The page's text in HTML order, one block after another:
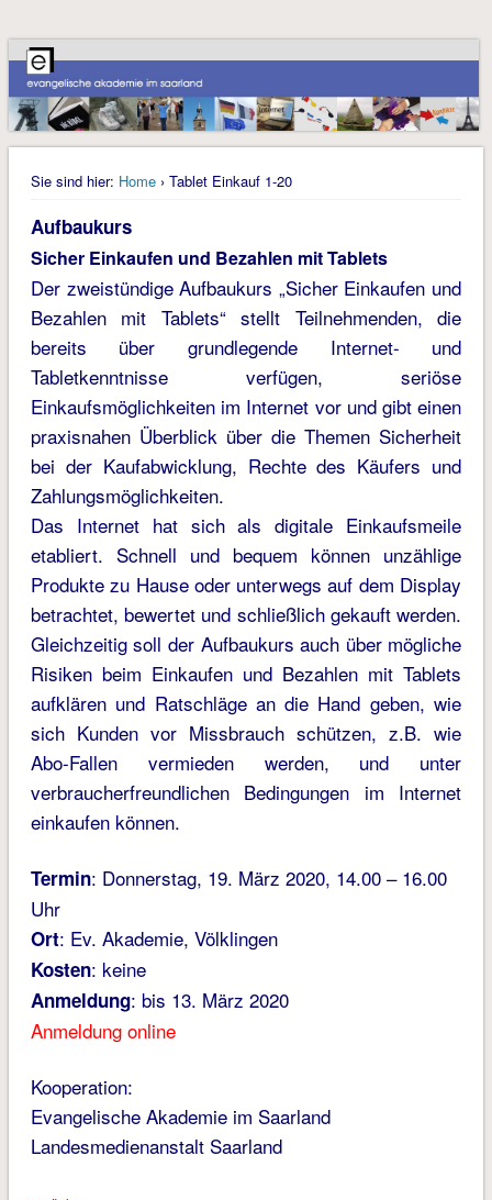
Sie sind hier: Home› Tablet Einkauf 1-20
Aufbaukurs
Sicher Einkaufen und Bezahlen mit Tablets
Der zweistündige Aufbaukurs „Sicher Einkaufen und
Bezahlen mit Tablets“ stellt Teilnehmenden, die
bereits über grundlegende Internet- und
Tabletkenntnisse verfügen, seriöse
Einkaufsmöglichkeiten im Internet vor und gibt einen
praxisnahen Überblick über die Themen Sicherheit
bei der Kaufabwicklung, Rechte des Käufers und
Zahlungsmöglichkeiten.
Das Internet hat sich als digitale Einkaufsmeile
etabliert. Schnell und bequem können unzählige
Produkte zu Hause oder unterwegs auf dem Display
betrachtet, bewertet und schließlich gekauft werden.
Gleichzeitig soll der Aufbaukurs auch über mögliche
Risiken beim Einkaufen und Bezahlen mit Tablets
aufklären und Ratschläge an die Hand geben, wie
sich Kunden vor Missbrauch schützen, z.B. wie
Abo-Fallen vermieden werden, und unter
verbraucherfreundlichen Bedingungen im Internet
einkaufen können.
Termin: Donnerstag, 19. März 2020, 14.00 – 16.00
Uhr
Ort: Ev. Akademie, Völklingen
Kosten: keine
Anmeldung: bis 13. März 2020
Anmeldung online
Kooperation:
Evangelische Akademie im Saarland
Landesmedienanstalt Saarland